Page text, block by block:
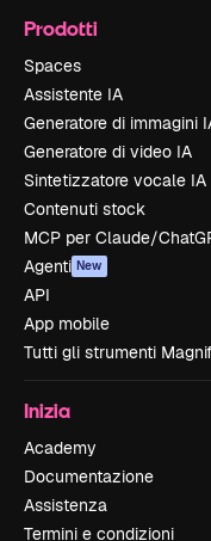
Prodotti
Spaces
Assistente IA
Generatore di immagini
Generatore di video IA
Sintetizzatore vocale IA
Contenuti stock
MCP per Claude/
Agenti New
API
App mobile
Tutti gli strumenti
Inizia
Academy
Documentazione
Assistenza
Termini e condizioni